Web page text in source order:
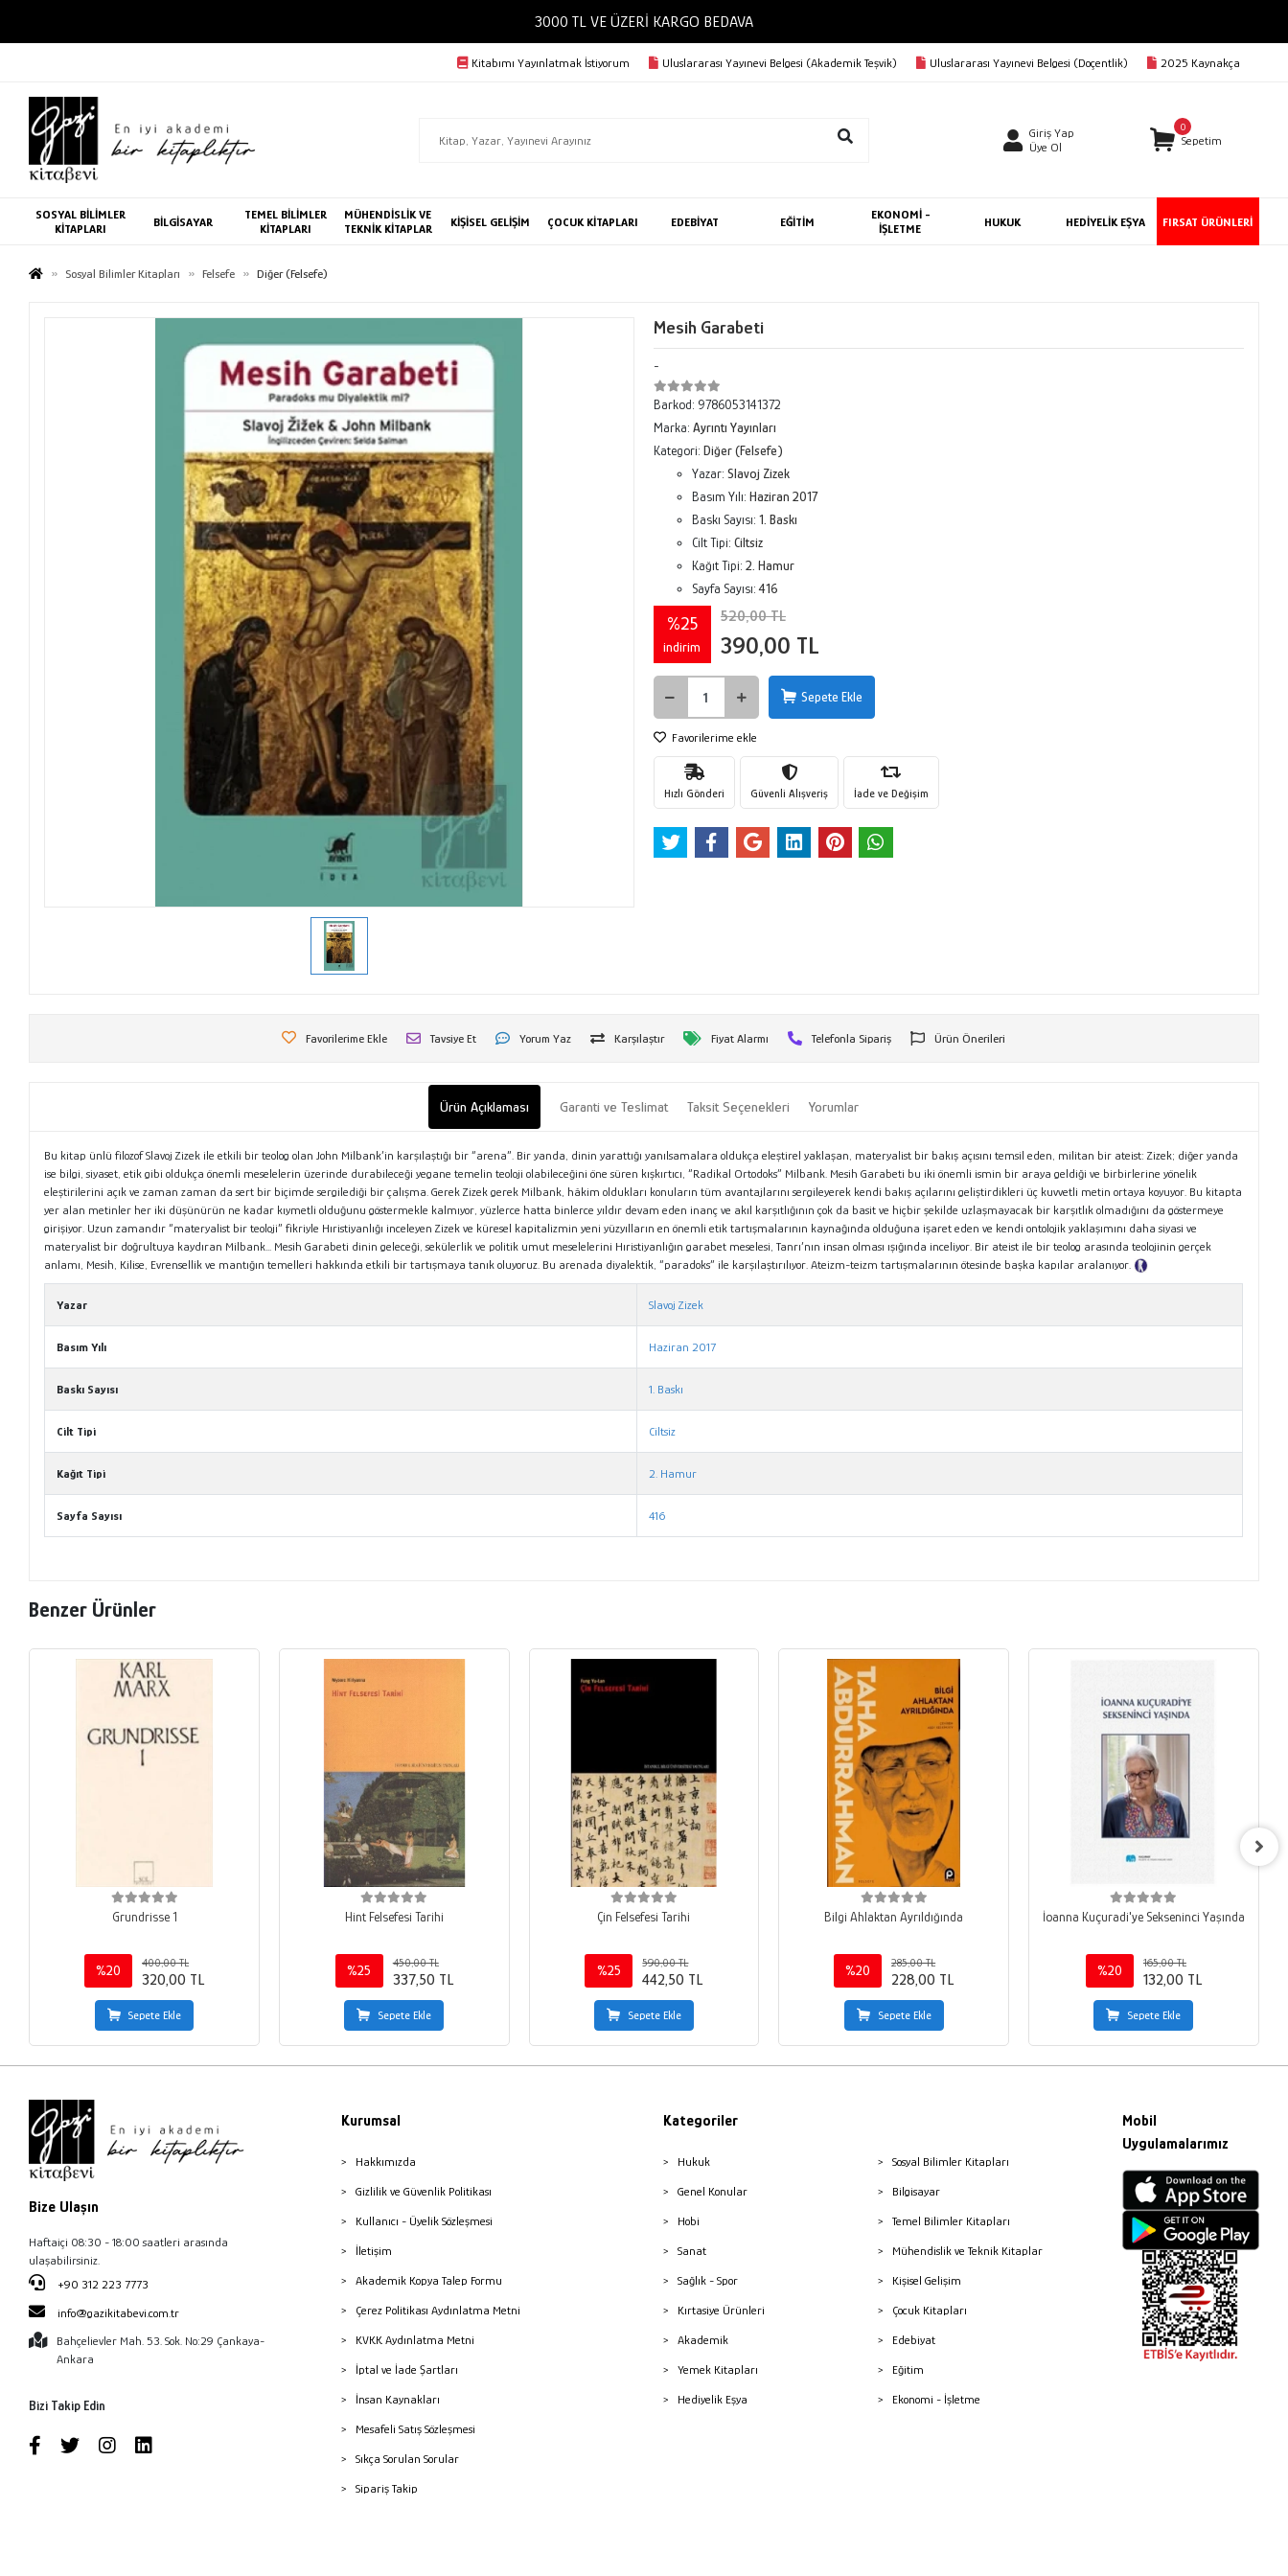
3000 TL VE ÜZERİ KARGO BEDAVA
Kitabımı Yayınlatmak İstiyorum Uluslararası Yayınevi Belgesi (Akademik Teşvik) Uluslararası Yayınevi Belgesi (Doçentlik) 2025 Kaynakça
Giriş Yap
Üye Ol
0
Sepetim
SOSYAL BİLİMLER
KİTAPLARI
BİLGİSAYAR
TEMEL BİLİMLER
KİTAPLARI
MÜHENDİSLİK VE
TEKNİK KİTAPLAR
KİŞİSEL GELİŞİM ÇOCUK KİTAPLARI EDEBİYAT EĞİTİM
EKONOMİ -
İŞLETME
HUKUK HEDİYELİK EŞYA FIRSAT ÜRÜNLERİ
Sosyal Bilimler Kitapları Felsefe Diğer (Felsefe)
Mesih Garabeti
-
Barkod: 9786053141372
Marka: Ayrıntı Yayınları
Kategori: Diğer (Felsefe)
Yazar: Slavoj Zizek
Basım Yılı: Haziran 2017
Baskı Sayısı: 1. Baskı
Cilt Tipi: Ciltsiz
Kağıt Tipi: 2. Hamur
Sayfa Sayısı:416
%25
indirim
520,00 TL
390,00 TL
Sepete Ekle
Favorilerime ekle
Hızlı Gönderi Güvenli Alışveriş İade ve Değişim
Favorilerime Ekle Tavsiye Et Yorum Yaz Karşılaştır Fiyat Alarmı Telefonla Sipariş Ürün Önerileri
Ürün Açıklaması Garanti ve Teslimat Taksit Seçenekleri Yorumlar
Bu kitap ünlü filozof Slavoj Zizek ile etkili bir teolog olan John Milbank’in karşılaştığı bir “arena”. Bir yanda, dinin yarattığı yanılsamalara oldukça eleştirel yaklaşan, materyalist bir bakış açısını temsil eden, militan bir ateist: Zizek; diğer yanda
ise bilgi, siyaset, etik gibi oldukça önemli meselelerin üzerinde durabileceği yegane temelin teoloji olabileceğini öne süren kışkırtıcı, “Radikal Ortodoks” Milbank. Mesih Garabeti bu iki önemli ismin bir araya geldiği ve birbirlerine yönelik
eleştirilerini açık ve zaman zaman da sert bir biçimde sergilediği bir çalışma. Gerek Zizek gerek Milbank, hâkim oldukları konuların tüm avantajlarını sergileyerek kendi bakış açılarını geliştirdikleri üç kuvvetli metin ortaya koyuyor. Bu kitapta
yer alan metinler her iki düşünürün ne kadar kıymetli olduğunu göstermekle kalmıyor, yüzlerce hatta binlerce yıldır devam eden inanç ve akıl karşıtlığının çok da basit ve hiçbir şekilde uzlaşmayacak bir karşıtlık olmadığını da göstermeye
girişiyor. Uzun zamandır “materyalist bir teoloji” fikriyle Hıristiyanlığı inceleyen Zizek ve küresel kapitalizmin yeni yüzyılların en önemli etik tartışmalarının kaynağında olduğuna işaret eden ve kendi ontolojik yaklaşımını daha siyasi ve
materyalist bir doğrultuya kaydıran Milbank... Mesih Garabeti dinin geleceği, sekülerlik ve politik umut meselelerini Hıristiyanlığın garabet meselesi, Tanrı’nın insan olması ışığında inceliyor. Bir ateist ile bir teolog arasında teolojinin gerçek
anlamı, Mesih, Kilise, Evrensellik ve mantığın temelleri hakkında etkili bir tartışmaya tanık oluyoruz. Bu arenada diyalektik, “paradoks” ile karşılaştırılıyor. Ateizm-teizm tartışmalarının ötesinde başka kapılar aralanıyor.
Yazar Slavoj Zizek
Basım Yılı Haziran 2017
Baskı Sayısı 1. Baskı
Cilt Tipi Ciltsiz
Kağıt Tipi 2. Hamur
Sayfa Sayısı 416
Benzer Ürünler
Grundrisse 1
%20
400,00 TL
320,00 TL
Sepete Ekle
Hint Felsefesi Tarihi
%25
450,00 TL
337,50 TL
Sepete Ekle
Çin Felsefesi Tarihi
%25
590,00 TL
442,50 TL
Sepete Ekle
Bilgi Ahlaktan Ayrıldığında
%20
285,00 TL
228,00 TL
Sepete Ekle
İoanna Kuçuradi'ye Sekseninci Yaşında
%20
165,00 TL
132,00 TL
Sepete Ekle
Bize Ulaşın
Haftaiçi 08:30 - 18:00 saatleri arasında
ulaşabilirsiniz.
+90 312 223 7773
info@gazikitabevi.com.tr
Bahçelievler Mah. 53. Sok. No:29 Çankaya-
Ankara
Bizi Takip Edin
Kurumsal
Hakkımızda
Gizlilik ve Güvenlik Politikası
Kullanıcı - Üyelik Sözleşmesi
İletişim
Akademik Kopya Talep Formu
Çerez Politikası Aydınlatma Metni
KVKK Aydınlatma Metni
İptal ve İade Şartları
İnsan Kaynakları
Mesafeli Satış Sözleşmesi
Sıkça Sorulan Sorular
Sipariş Takip
Kategoriler
Hukuk
Genel Konular
Hobi
Sanat
Sağlık - Spor
Kırtasiye Ürünleri
Akademik
Yemek Kitapları
Hediyelik Eşya
Sosyal Bilimler Kitapları
Bilgisayar
Temel Bilimler Kitapları
Mühendislik ve Teknik Kitaplar
Kişisel Gelişim
Çocuk Kitapları
Edebiyat
Eğitim
Ekonomi - İşletme
Mobil
Uygulamalarımız